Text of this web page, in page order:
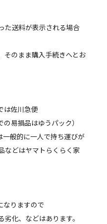
た送料が表示される場合
そのまま購入手続きへとお
は佐川急便
易損品はゆうパック）
一般的に一人で持ち運びが
などはヤマトらくらく家
なりますので
化、などはあります。